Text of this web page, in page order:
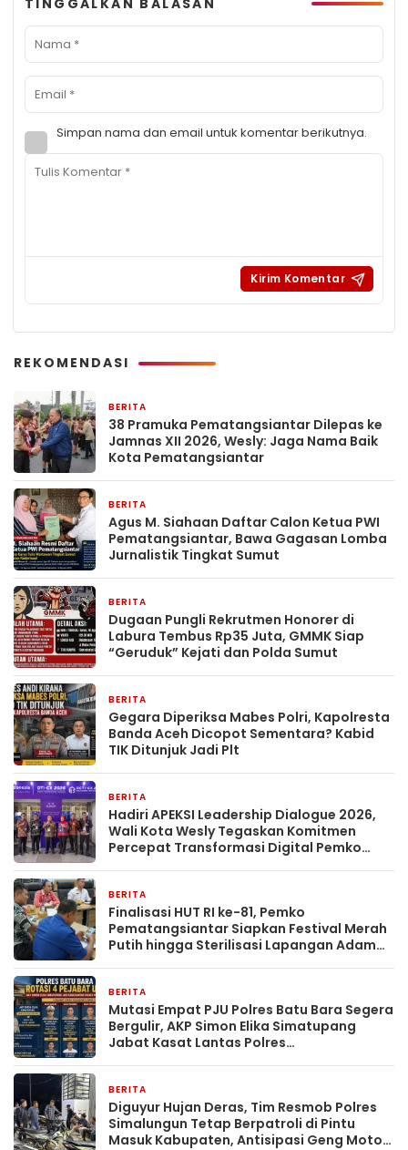
Simpan nama dan email untuk komentar berikutnya.
REKOMENDASI
BERITA
38 Pramuka Pematangsiantar Dilepas ke
Jamnas XII 2026, Wesly: Jaga Nama Baik
Kota Pematangsiantar
BERITA
Agus M. Siahaan Daftar Calon Ketua PWI
Pematangsiantar, Bawa Gagasan Lomba
Jurnalistik Tingkat Sumut
BERITA
Dugaan Pungli Rekrutmen Honorer di
Labura Tembus Rp35 Juta, GMMK Siap
“Geruduk” Kejati dan Polda Sumut
BERITA
Gegara Diperiksa Mabes Polri, Kapolresta
Banda Aceh Dicopot Sementara? Kabid
TIK Ditunjuk Jadi Plt
BERITA
Hadiri APEKSI Leadership Dialogue 2026,
Wali Kota Wesly Tegaskan Komitmen
Percepat Transformasi Digital Pemko
BERITA
Finalisasi HUT RI ke-81, Pemko
Pematangsiantar Siapkan Festival Merah
Putih hingga Sterilisasi Lapangan Adam
BERITA
Mutasi Empat PJU Polres Batu Bara Segera
Bergulir, AKP Simon Elika Simatupang
Jabat Kasat Lantas Polres
BERITA
Diguyur Hujan Deras, Tim Resmob Polres
Simalungun Tetap Berpatroli di Pintu
Masuk Kabupaten, Antisipasi Geng Motor